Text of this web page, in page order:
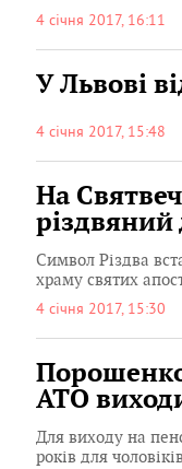
4 січня 2017, 16:11
У Львові
4 січня 2017, 15:48
На
різдвяний
4 січня 2017, 15:30
Символ Різдва
храму святих
АТО
Для виходу на
років для